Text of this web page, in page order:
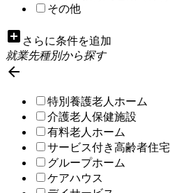
その他
add_box さらに条件を追加
就業先種別から探す

特別養護老人ホーム
介護老人保健施設
有料老人ホーム
サービス付き高齢者住宅
グループホーム
ケアハウス